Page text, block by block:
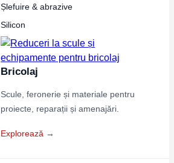
Șlefuire & abrazive
Silicon
Bricolaj
Scule, feronerie și materiale pentru
proiecte, reparații și amenajări.
Explorează →